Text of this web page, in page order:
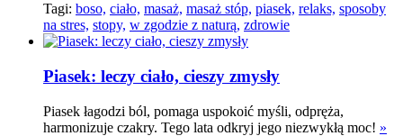
Tagi: boso, ciało, masaż, masaż stóp, piasek, relaks, sposoby
na stres, stopy, w zgodzie z naturą, zdrowie
Piasek: leczy ciało, cieszy zmysły
Piasek łagodzi ból, pomaga uspokoić myśli, odpręża,
harmonizuje czakry. Tego lata odkryj jego niezwykłą moc! »